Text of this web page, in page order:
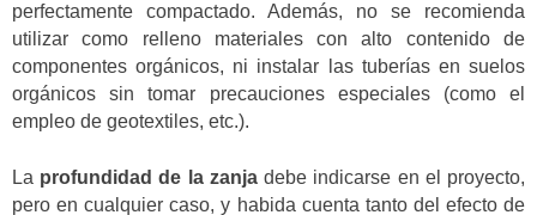
perfectamente compactado. Además, no se recomienda
utilizar como relleno materiales con alto contenido de
componentes orgánicos, ni instalar las tuberías en suelos
orgánicos sin tomar precauciones especiales (como el
empleo de geotextiles, etc.).
La profundidad de la zanjadebe indicarse en el proyecto,
pero en cualquier caso, y habida cuenta tanto del efecto de